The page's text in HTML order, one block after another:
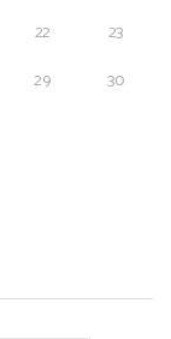
22
23
29
30